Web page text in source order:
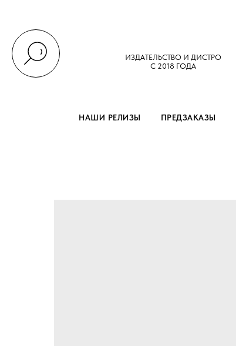
ИЗДАТЕЛЬСТВО И ДИСТРО
С 2018 ГОДА
НАШИ РЕЛИЗЫ ПРЕДЗАКАЗЫ